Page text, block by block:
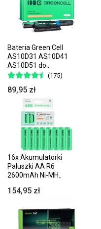
Bateria Green Cell
AS10D31 AS10D41
AS10D51 do..
(175)
89,95 zł
16x Akumulatorki
Paluszki AA R6
2600mAh Ni-MH..
154,95 zł